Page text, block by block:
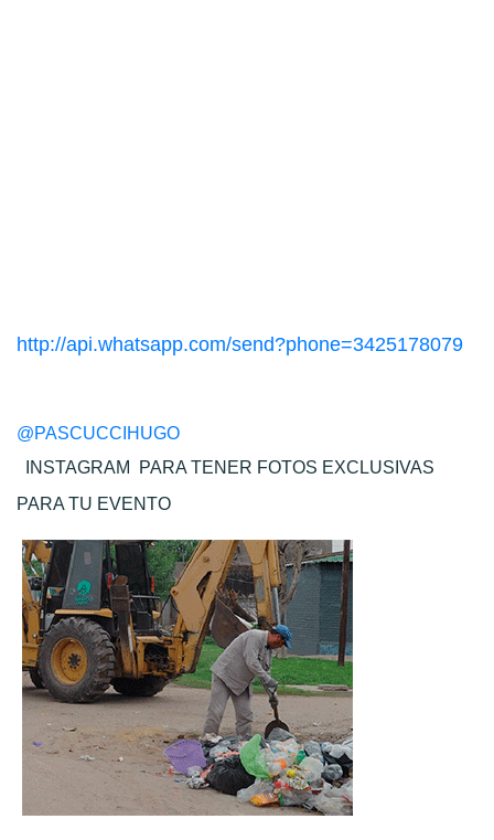
http://api.whatsapp.com/send?phone=3425178079
@PASCUCCIHUGO
INSTAGRAM
PARA TENER FOTOS EXCLUSIVAS
PARA TU EVENTO